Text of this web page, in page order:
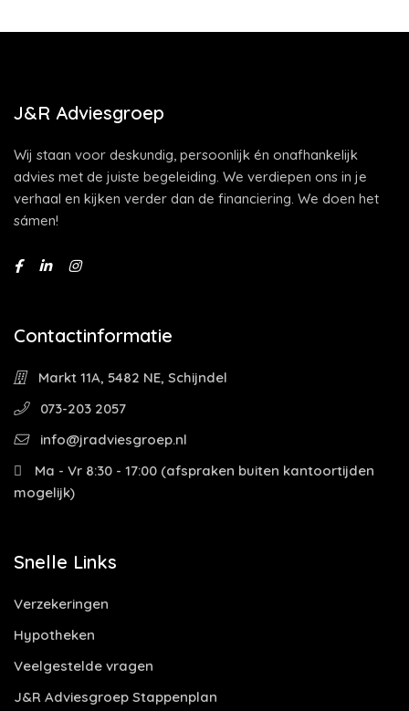
J&R Adviesgroep
Wij staan voor deskundig, persoonlijk én onafhankelijk
advies met de juiste begeleiding. We verdiepen ons in je
verhaal en kijken verder dan de financiering. We doen het
sámen!
Contactinformatie
Markt 11A, 5482 NE, Schijndel
073-203 2057
info@jradviesgroep.nl
Ma - Vr 8:30 - 17:00 (afspraken buiten kantoortijden
mogelijk)
Snelle Links
Verzekeringen
Hypotheken
Veelgestelde vragen
J&R Adviesgroep Stappenplan